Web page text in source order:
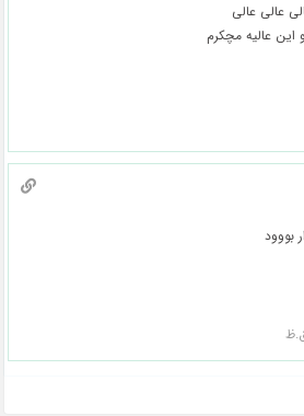
عالی عالی
این عالیه مچکرم
بووود